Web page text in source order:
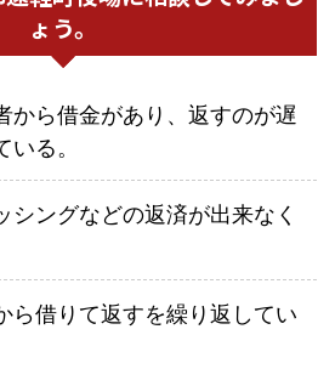
ょう。
から借金があり、返すのが遅
る。
シングなどの返済が出来なく
ら借りて返すを繰り返してい